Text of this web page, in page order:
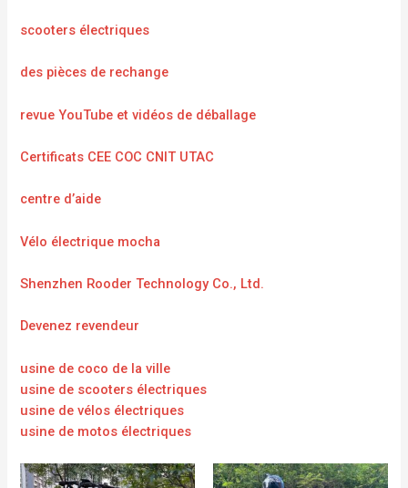
scooters électriques
des pièces de rechange
revue YouTube et vidéos de déballage
Certificats CEE COC CNIT UTAC
centre d’aide
Vélo électrique mocha
Shenzhen Rooder Technology Co., Ltd.
Devenez revendeur
usine de coco de la ville
usine de scooters électriques
usine de vélos électriques
usine de motos électriques